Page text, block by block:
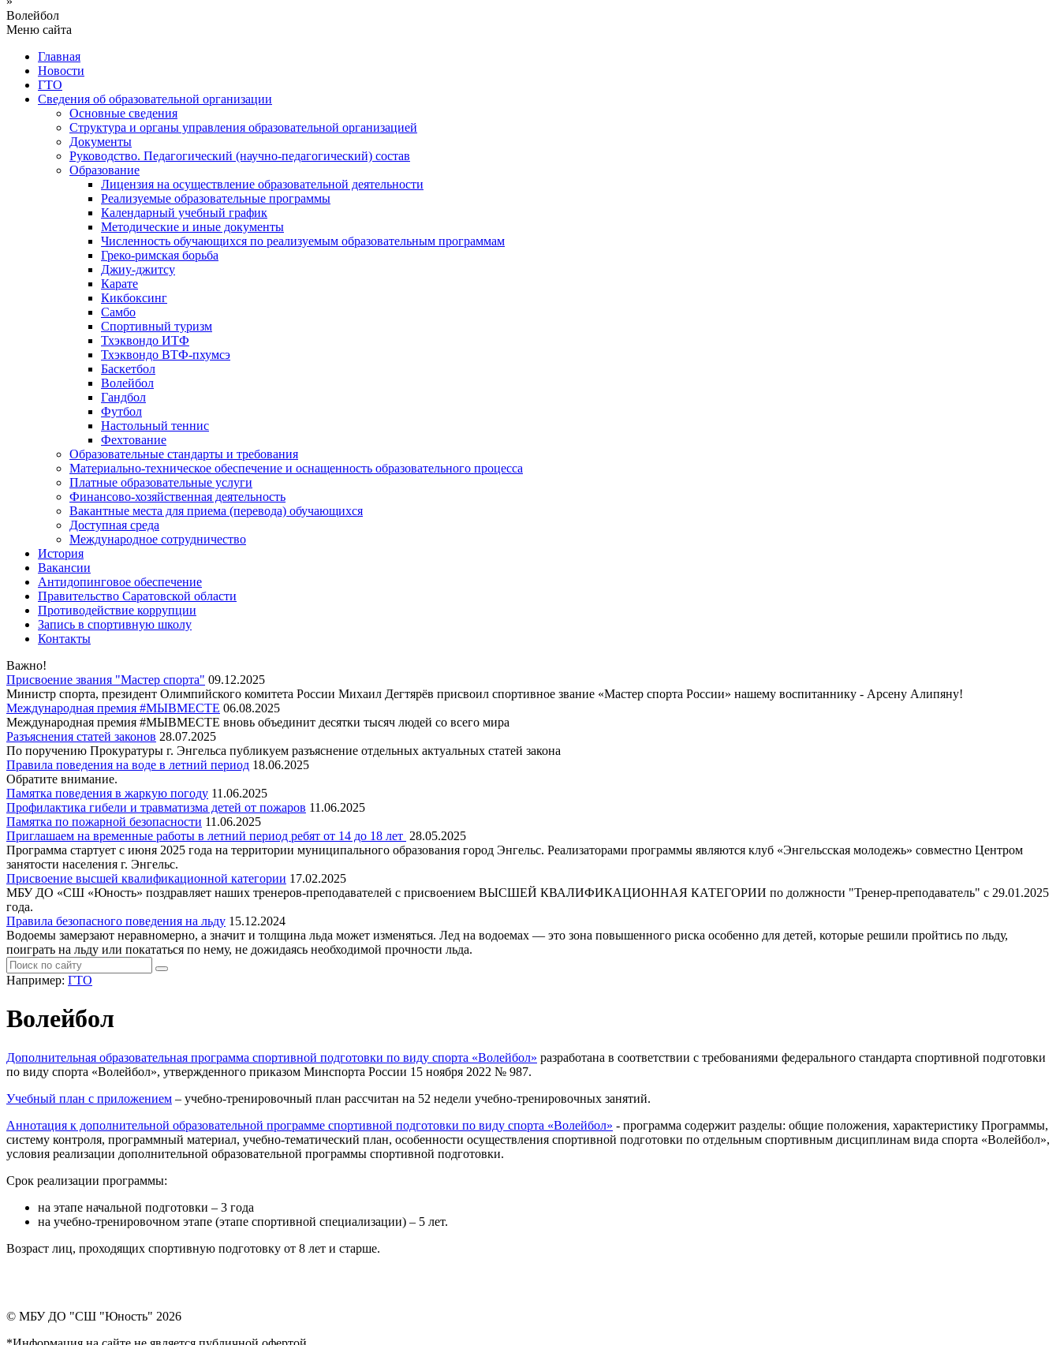
Волейбол
Меню сайта
Главная
Новости
ГТО
Сведения об образовательной организации
Основные сведения
Структура и органы управления образовательной организацией
Документы
Руководство. Педагогический (научно-педагогический) состав
Образование
Лицензия на осуществление образовательной деятельности
Реализуемые образовательные программы
Календарный учебный график
Методические и иные документы
Численность обучающихся по реализуемым образовательным программам
Греко-римская борьба
Джиу-джитсу
Карате
Кикбоксинг
Самбо
Спортивный туризм
Тхэквондо ИТФ
Тхэквондо ВТФ-пхумсэ
Баскетбол
Волейбол
Гандбол
Футбол
Настольный теннис
Фехтование
Образовательные стандарты и требования
Материально-техническое обеспечение и оснащенность образовательного процесса
Платные образовательные услуги
Финансово-хозяйственная деятельность
Вакантные места для приема (перевода) обучающихся
Доступная среда
Международное сотрудничество
История
Вакансии
Антидопинговое обеспечение
Правительство Саратовской области
Противодействие коррупции
Запись в спортивную школу
Контакты
Важно!
Присвоение звания "Мастер спорта" 09.12.2025
Министр спорта, президент Олимпийского комитета России Михаил Дегтярёв присвоил спортивное звание «Мастер спорта России» нашему воспитаннику - Арсену Алипяну!
Международная премия #МЫВМЕСТЕ 06.08.2025
Международная премия #МЫВМЕСТЕ вновь объединит десятки тысяч людей со всего мира
Разъяснения статей законов 28.07.2025
По поручению Прокуратуры г. Энгельса публикуем разъяснение отдельных актуальных статей закона
Правила поведения на воде в летний период 18.06.2025
Обратите внимание.
Памятка поведения в жаркую погоду 11.06.2025
Профилактика гибели и травматизма детей от пожаров 11.06.2025
Памятка по пожарной безопасности 11.06.2025
Приглашаем на временные работы в летний период ребят от 14 до 18 лет 28.05.2025
Программа стартует с июня 2025 года на территории муниципального образования город Энгельс. Реализаторами программы являются клуб «Энгельсская молодежь» совместно Центром
занятости населения г. Энгельс.
Присвоение высшей квалификационной категории 17.02.2025
МБУ ДО «СШ «Юность» поздравляет наших тренеров-преподавателей с присвоением ВЫСШЕЙ КВАЛИФИКАЦИОННАЯ КАТЕГОРИИ по должности "Тренер-преподаватель" с 29.01.2025
года.
Правила безопасного поведения на льду 15.12.2024
Водоемы замерзают неравномерно, а значит и толщина льда может изменяться. Лед на водоемах — это зона повышенного риска особенно для детей, которые решили пройтись по льду,
поиграть на льду или покататься по нему, не дожидаясь необходимой прочности льда.
Например: ГТО
Волейбол
Дополнительная образовательная программа спортивной подготовки по виду спорта «Волейбол» разработана в соответствии с требованиями федерального стандарта спортивной подготовки
по виду спорта «Волейбол», утвержденного приказом Минспорта России 15 ноября 2022 № 987.
Учебный план с приложением – учебно-тренировочный план рассчитан на 52 недели учебно-тренировочных занятий.
Аннотация к дополнительной образовательной программе спортивной подготовки по виду спорта «Волейбол» - программа содержит разделы: общие положения, характеристику Программы,
систему контроля, программный материал, учебно-тематический план, особенности осуществления спортивной подготовки по отдельным спортивным дисциплинам вида спорта «Волейбол»,
условия реализации дополнительной образовательной программы спортивной подготовки.
Срок реализации программы:
на этапе начальной подготовки – 3 года
на учебно-тренировочном этапе (этапе спортивной специализации) – 5 лет.
Возраст лиц, проходящих спортивную подготовку от 8 лет и старше.
© МБУ ДО "СШ "Юность" 2026